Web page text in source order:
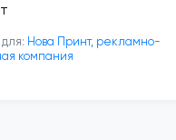
Нова Принт, рекламно-
компания